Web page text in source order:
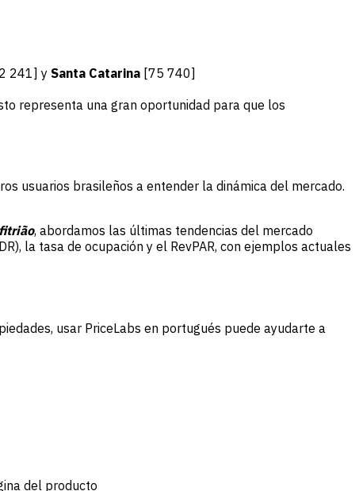
241] y Santa Catarina [75 740]
representa una gran oportunidad para que los
usuarios brasileños a entender la dinámica del mercado.
, abordamos las últimas tendencias del mercado
la tasa de ocupación y el RevPAR, con ejemplos actuales
usar PriceLabs en portugués puede ayudarte a
del producto